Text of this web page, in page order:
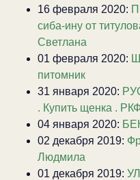
16 февраля 2020:
сиба-ину от
Светлана
01 февраля 2020:
питомник
31 января 2020:
. Купить щенка .
04 января 2020:
02 декабря 2019:
Людмила
01 декабря 2019: